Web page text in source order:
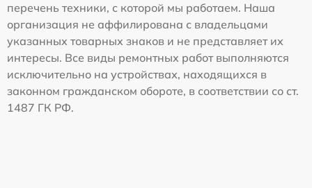
перечень техники, с которой мы работаем. Наша
организация не аффилирована с владельцами
указанных товарных знаков и не представляет их
интересы. Все виды ремонтных работ выполняются
исключительно на устройствах, находящихся в
законном гражданском обороте, в соответствии со ст.
1487 ГК РФ.